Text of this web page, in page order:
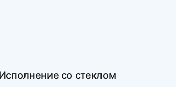
со стеклом